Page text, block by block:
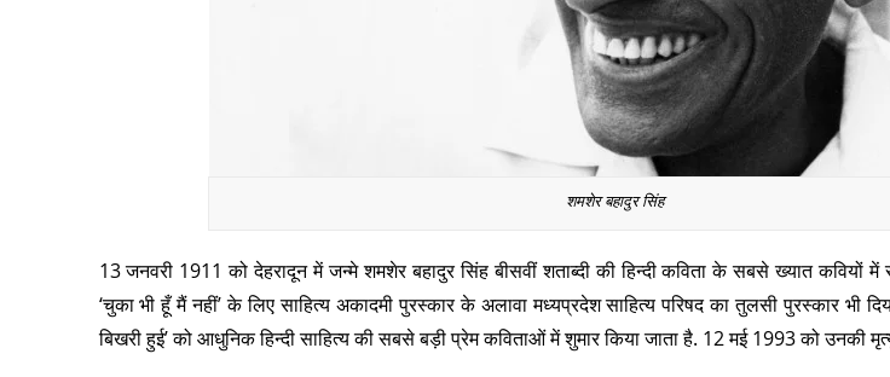
शमशेर बहादुर सिंह
13 जनवरी 1911 को देहरादून में जन्मे शमशेर बहादुर सिंह बीसवीं शताब्दी की हिन्दी कविता के सबसे ख्यात
‘चुका भी हूँ मैं नहीं’ के लिए साहित्य अकादमी पुरस्कार के अलावा मध्यप्रदेश साहित्य परिषद का तुलसी पुरस्कार भी
बिखरी हुई’ को आधुनिक हिन्दी साहित्य की सबसे बड़ी प्रेम कविताओं में शुमार किया जाता है. 12 मई 1993 को उनकी